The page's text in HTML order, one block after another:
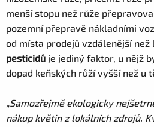
menší stopu než růže
pozemní přepravě nákladními
od místa prodejů vzdálenější než
pesticidů je jediný faktor, u nějž
dopad keňských růží vyšší než u
„Samozřejmě ekologicky
nákup květin z lokálních zdrojů.